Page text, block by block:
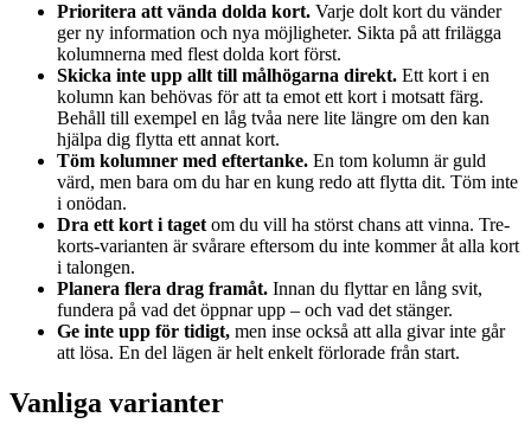
Prioritera att vända dolda kort. Varje dolt kort du vänder
ger ny information och nya möjligheter. Sikta på att frilägga
kolumnerna med flest dolda kort först.
Skicka inte upp allt till målhögarna direkt. Ett kort i en
kolumn kan behövas för att ta emot ett kort i motsatt färg.
Behåll till exempel en låg tvåa nere lite längre om den kan
hjälpa dig flytta ett annat kort.
Töm kolumner med eftertanke. En tom kolumn är guld
värd, men bara om du har en kung redo att flytta dit. Töm inte
i onödan.
Dra ett kort i taget om du vill ha störst chans att vinna. Tre-
korts-varianten är svårare eftersom du inte kommer åt alla kort
i talongen.
Planera flera drag framåt. Innan du flyttar en lång svit,
fundera på vad det öppnar upp – och vad det stänger.
Ge inte upp för tidigt, men inse också att alla givar inte går
att lösa. En del lägen är helt enkelt förlorade från start.
Vanliga varianter